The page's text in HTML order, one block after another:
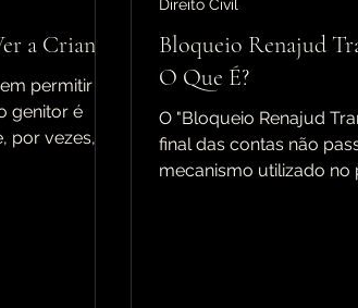
a Criança
permitir as
genitor é
por vezes,
Bloqueio Renajud
O Que É?
O "Bloqueio Renajud
final das contas não
mecanismo utilizado no
Direito Civil